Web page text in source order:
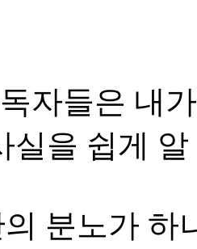
자들은 내
실을 쉽게
분노가 하